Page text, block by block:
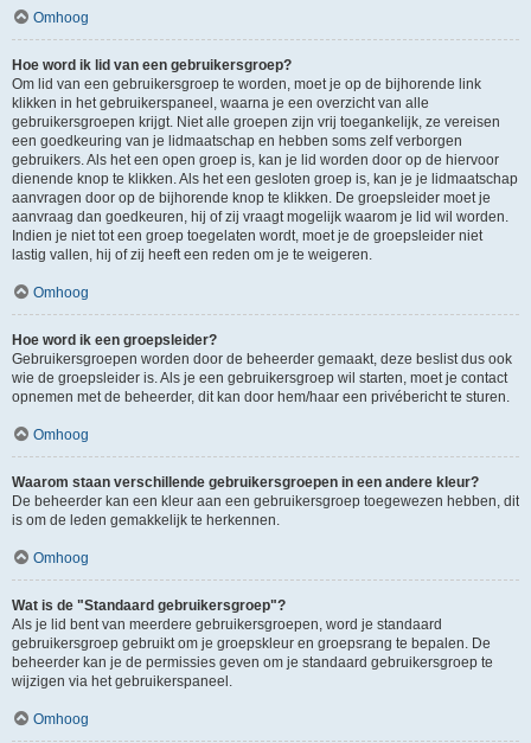
Omhoog
Hoe word ik lid van een gebruikersgroep?
Om lid van een gebruikersgroep te worden, moet je op de bijhorende link
klikken in het gebruikerspaneel, waarna je een overzicht van alle
gebruikersgroepen krijgt. Niet alle groepen zijn vrij toegankelijk, ze vereisen
een goedkeuring van je lidmaatschap en hebben soms zelf verborgen
gebruikers. Als het een open groep is, kan je lid worden door op de hiervoor
dienende knop te klikken. Als het een gesloten groep is, kan je je lidmaatschap
aanvragen door op de bijhorende knop te klikken. De groepsleider moet je
aanvraag dan goedkeuren, hij of zij vraagt mogelijk waarom je lid wil worden.
Indien je niet tot een groep toegelaten wordt, moet je de groepsleider niet
lastig vallen, hij of zij heeft een reden om je te weigeren.
Omhoog
Hoe word ik een groepsleider?
Gebruikersgroepen worden door de beheerder gemaakt, deze beslist dus ook
wie de groepsleider is. Als je een gebruikersgroep wil starten, moet je contact
opnemen met de beheerder, dit kan door hem/haar een privébericht te sturen.
Omhoog
Waarom staan verschillende gebruikersgroepen in een andere kleur?
De beheerder kan een kleur aan een gebruikersgroep toegewezen hebben, dit
is om de leden gemakkelijk te herkennen.
Omhoog
Wat is de "Standaard gebruikersgroep"?
Als je lid bent van meerdere gebruikersgroepen, word je standaard
gebruikersgroep gebruikt om je groepskleur en groepsrang te bepalen. De
beheerder kan je de permissies geven om je standaard gebruikersgroep te
wijzigen via het gebruikerspaneel.
Omhoog